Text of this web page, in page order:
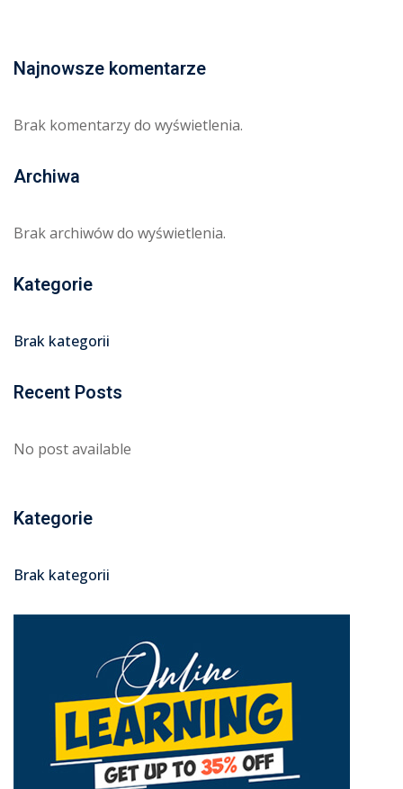
Najnowsze komentarze
Brak komentarzy do wyświetlenia.
Archiwa
Brak archiwów do wyświetlenia.
Kategorie
Brak kategorii
Recent Posts
No post available
Kategorie
Brak kategorii